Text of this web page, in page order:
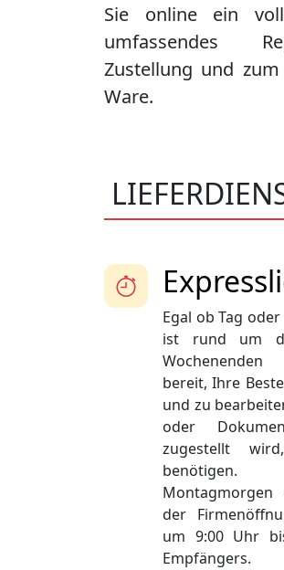
Sie online ein
umfassendes
Zustellung und
Ware.
Egal ob Tag
ist rund um
bereit, Ihre
und zu
oder
zugestellt
benötigen.
der
um 9:00 Uhr
Empfängers.